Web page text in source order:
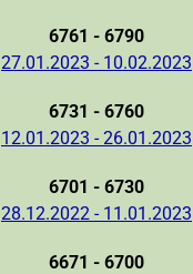
6761 - 6790
27.01.2023 - 10.02.2023
6731 - 6760
12.01.2023 - 26.01.2023
6701 - 6730
28.12.2022 - 11.01.2023
6671 - 6700